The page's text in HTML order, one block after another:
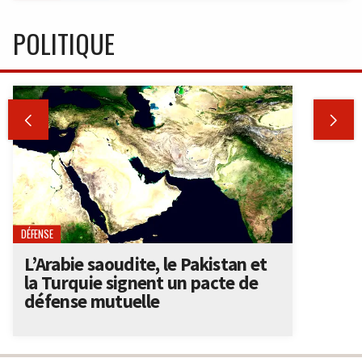
POLITIQUE
 
DÉFENSE
L’Arabie saoudite, le Pakistan et
la Turquie signent un pacte de
défense mutuelle